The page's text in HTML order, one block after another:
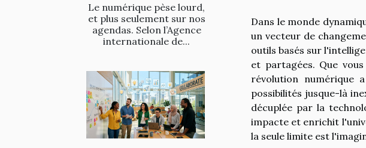
Le numérique pèse lourd,
et plus seulement sur nos
agendas. Selon l’Agence
internationale de...
Dans le monde
un vecteur de
outils basés sur
et partagées. Que
révolution numérique
possibilités jusque-là
décuplée par la
impacte et enrichit
la seule limite est